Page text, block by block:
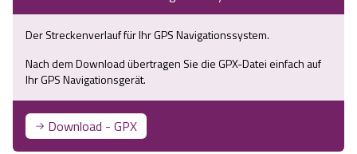
Unterkünfte
Service
Anreise
Wandern ohne Gepäck
Der Streckenverlauf für Ihr GPS Navigationssystem.
Nach dem Download übertragen Sie die GPX-Datei einfach auf
Ihr GPS Navigationsgerät.
Download - GPX